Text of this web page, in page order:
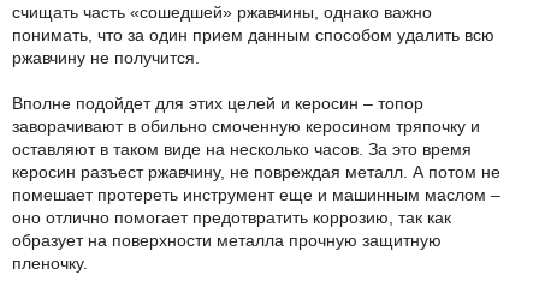
счищать часть «сошедшей» ржавчины, однако важно
понимать, что за один прием данным способом удалить всю
ржавчину не получится.
Вполне подойдет для этих целей и керосин – топор
заворачивают в обильно смоченную керосином тряпочку и
оставляют в таком виде на несколько часов. За это время
керосин разъест ржавчину, не повреждая металл. А потом не
помешает протереть инструмент еще и машинным маслом –
оно отлично помогает предотвратить коррозию, так как
образует на поверхности металла прочную защитную
пленочку.